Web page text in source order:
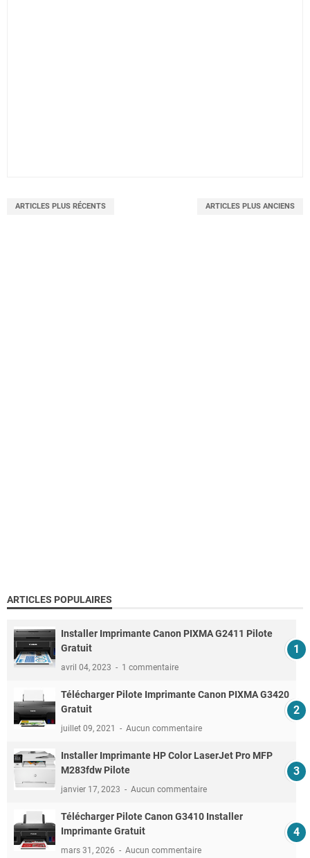
ARTICLES PLUS RÉCENTS ARTICLES PLUS ANCIENS
ARTICLES POPULAIRES
Installer Imprimante Canon PIXMA G2411 Pilote
Gratuit
avril 04, 2023 1 commentaire
Télécharger Pilote Imprimante Canon PIXMA G3420
Gratuit
juillet 09, 2021 Aucun commentaire
Installer Imprimante HP Color LaserJet Pro MFP
M283fdw Pilote
janvier 17, 2023 Aucun commentaire
Télécharger Pilote Canon G3410 Installer
Imprimante Gratuit
mars 31, 2026 Aucun commentaire